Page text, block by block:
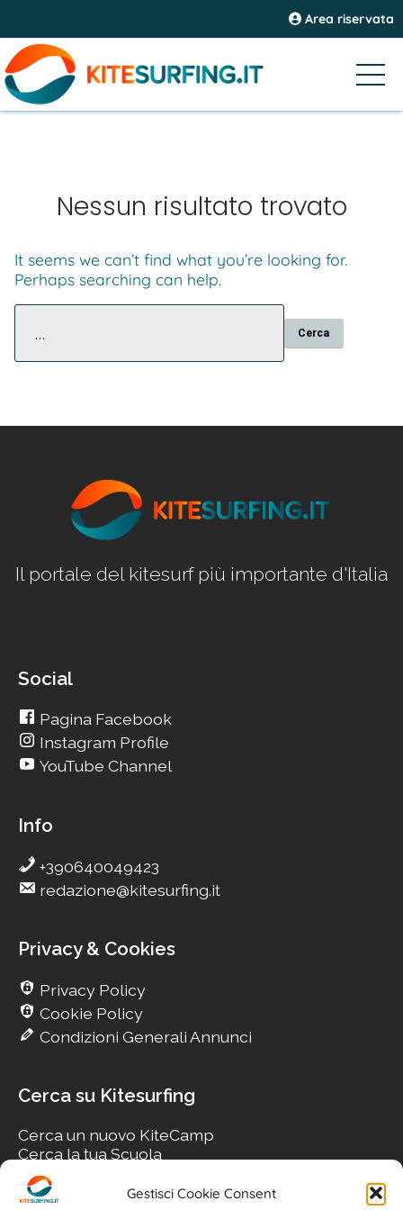
Gestisci Cookie Consent
Area riservata
Nessun risultato trovato
It seems we can’t find what you’re looking for.
Perhaps searching can help.
per:
Il portale del kitesurf più importante d'Italia
Social
Pagina Facebook
Instagram Profile
YouTube Channel
Info
+390640049423
redazione@kitesurfing.it
Privacy & Cookies
Privacy Policy
Cookie Policy
Condizioni Generali Annunci
Cerca su Kitesurfing
Cerca un nuovo KiteCamp
Cerca la tua Scuola
Cerca il tuo KiteSpot
Cerca Accommodation